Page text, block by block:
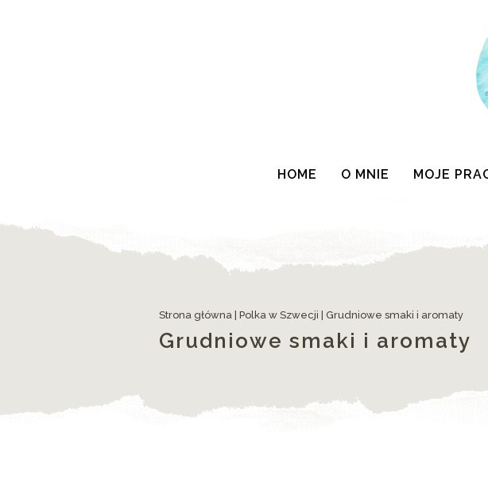
HOME O MNIE MOJE
Strona główna Polka w Szwecji Grudniowe smaki i aromaty
Grudniowe smaki i aromaty